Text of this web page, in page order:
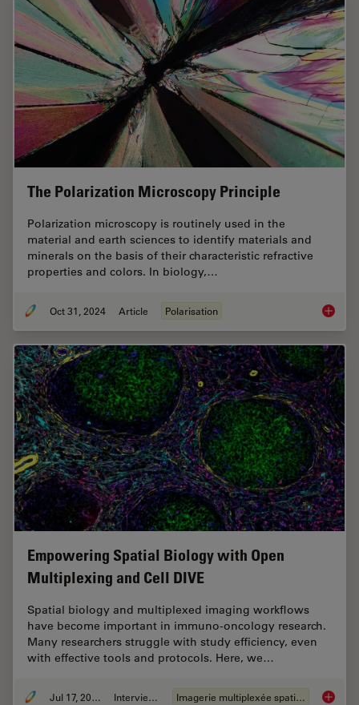
The Polarization Microscopy Principle
Polarization microscopy is routinely used in the
material and earth sciences to identify materials and
minerals on the basis of their characteristic refractive
properties and colors. In biology,…
Oct 31, 2024 Article Polarisation The
Empowering Spatial Biology with Open
Multiplexing and Cell DIVE
Spatial biology and multiplexed imaging workflows
have become important in immuno-oncology research.
Many researchers struggle with study efficiency, even
with effective tools and protocols. Here, we…
Jul 17, 2024 Interviews Imagerie multiplexée spatiale